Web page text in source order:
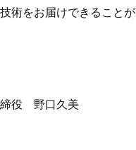
術をお届けできることが
久美